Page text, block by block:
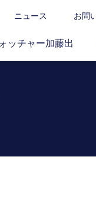
ニュース お問
ッチャー加藤出